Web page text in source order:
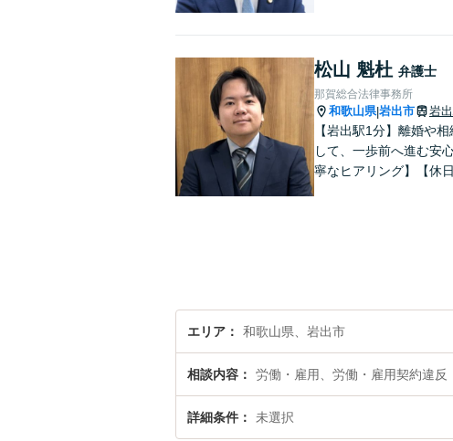
松山 魁杜 弁護士
那賀総合法律事務所
和歌山県|岩出市 岩
【岩出駅1分】離婚や
して、一歩前へ進む安
寧なヒアリング】【休
エリア 和歌山県、岩出市
相談内容 労働・雇用、労働・雇用契約違反
詳細条件 未選択